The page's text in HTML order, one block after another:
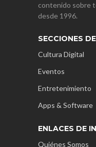
contenido sobre
desde 1996.
SECCIONES
Cultura Digital
Eventos
Entretenimiento
Apps & Software
ENLACES DE
Quiénes Somos